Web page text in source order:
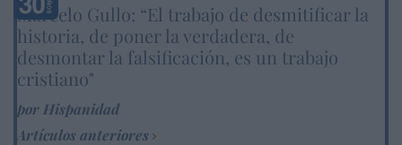
Marcelo Gullo: “El trabajo de desmitificar la
historia, de poner la verdadera, de
desmontar la falsificación, es un trabajo
cristiano"
por Hispanidad
Artículos anteriores